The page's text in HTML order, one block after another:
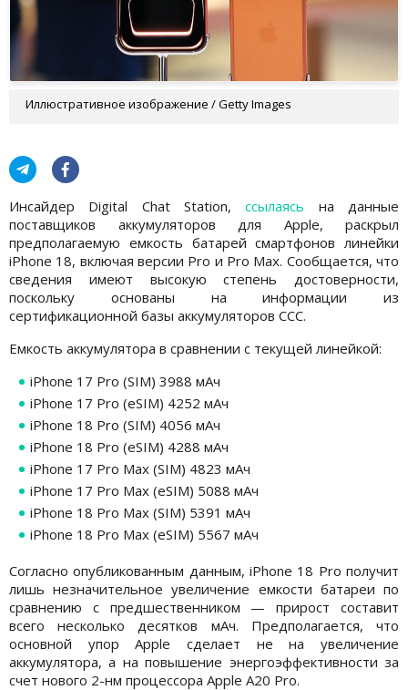
Иллюстративное изображение / Getty Images
Инсайдер Digital Chat Station,ссылаясь на данные
поставщиков аккумуляторов для Apple, раскрыл
предполагаемую емкость батарей смартфонов линейки
iPhone 18, включая версии Pro и Pro Max. Сообщается, что
сведения имеют высокую степень достоверности,
поскольку основаны на информации из
сертификационной базы аккумуляторов ССС.
Емкость аккумулятора в сравнении с текущей линейкой:
iPhone 17 Pro (SIM) 3988 мАч
iPhone 17 Pro (eSIM) 4252 мАч
iPhone 18 Pro (SIM) 4056 мАч
iPhone 18 Pro (eSIM) 4288 мАч
iPhone 17 Pro Max (SIM) 4823 мАч
iPhone 17 Pro Max (eSIM) 5088 мАч
iPhone 18 Pro Max (SIM) 5391 мАч
iPhone 18 Pro Max (eSIM) 5567 мАч
Согласно опубликованным данным, iPhone 18 Pro получит
лишь незначительное увеличение емкости батареи по
сравнению с предшественником — прирост составит
всего несколько десятков мАч. Предполагается, что
основной упор Apple сделает не на увеличение
аккумулятора, а на повышение энергоэффективности за
счет нового 2-нм процессора Apple A20 Pro.